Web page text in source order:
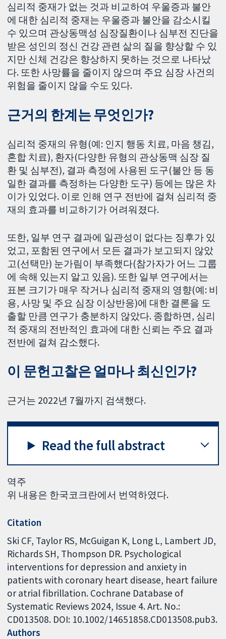
심리적 중재가 없는 것과 비교하여 우울증과 불안
에 대한 심리적 중재는 우울증과 불안을 감소시킬
수 있으며 관상동맥성 심장질환이나 심부전 진단을
받은 성인의 정신 건강 관련 삶의 질을 향상할 수 있
지만 신체 건강은 향상하지 못하는 것으로 나타났
다. 또한 사망률을 줄이지 않으며 주요 심장 사건의
위험을 줄이지 않을 수도 있다.
근거의 한계는 무엇인가?
심리적 중재의 유형(예: 인지 행동 치료, 마음 챙김,
혼합 치료), 환자(다양한 유형의 관상동맥 심장 질
환 및 심부전), 결과 측정에 사용된 도구(불안 등 동
일한 결과를 측정하는 다양한 도구) 등에는 많은 차
이가 있었다. 이로 인해 연구 전반에 걸쳐 심리적 중
재의 효과를 비교하기가 어려워졌다.
또한, 일부 연구 결과에 일관성이 없다는 징후가 있
었고, 포함된 연구에서 모든 결과가 보고되지 않았
고(선택만) 눈가림이 부족했다(참가자가 어느 그룹
에 속해 있는지 알고 있음). 또한 일부 연구에서는
표본 크기가 매우 작거나 심리적 중재의 영향(예: 비
용, 사망 및 주요 심장 이상반응)에 대한 결론을 도
출할 만큼 연구가 충분하지 않았다. 종합하면, 심리
적 중재의 전반적인 효과에 대한 신뢰는 주요 결과
전반에 걸쳐 감소했다.
이 문헌고찰은 얼마나 최신인가?
근거는 2022년 7월까지 검색했다.
Read the full abstract
역주
위 내용은 한국코크란에서 번역하였다.
Citation
Ski CF, Taylor RS, McGuigan K, Long L, Lambert JD,
Richards SH, Thompson DR. Psychological
interventions for depression and anxiety in
patients with coronary heart disease, heart failure
or atrial fibrillation. Cochrane Database of
Systematic Reviews 2024, Issue 4. Art. No.:
CD013508. DOI: 10.1002/14651858.CD013508.pub3.
Authors